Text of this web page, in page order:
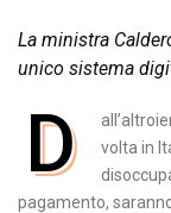
La ministra
unico sistema
D
volta in
pagamento,